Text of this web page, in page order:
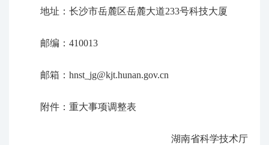
地址：长沙市岳麓区岳麓大道233号科技大厦
邮编：410013
邮箱：hnst_jg@kjt.hunan.gov.cn
附件：重大事项调整表
湖南省科学技术厅